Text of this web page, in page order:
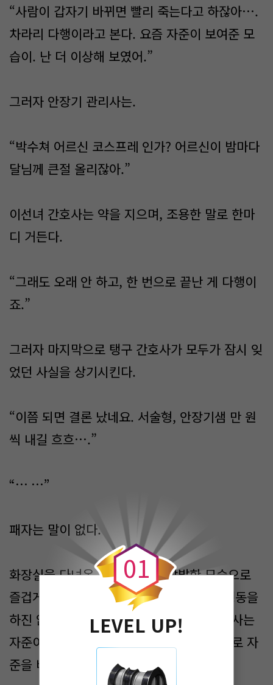
“사람이 갑자기 바뀌면 빨리 죽는다고 하잖아….
차라리 다행이라고 본다. 요즘 자준이 보여준 모
습이. 난 더 이상해 보였어.”
그러자 안장기 관리사는.
“박수쳐 어르신 코스프레 인가? 어르신이 밤마다
달님께 큰절 올리잖아.”
이선녀 간호사는 약을 지으며, 조용한 말로 한마
디 거든다.
“그래도 오래 안 하고, 한 번으로 끝난 게 다행이
죠.”
그러자 마지막으로 탱구 간호사가 모두가 잠시 잊
었던 사실을 상기시킨다.
“이쯤 되면 결론 났네요. 서술형, 안장기샘 만 원
씩 내길 흐흐….”
“… …”
패자는 말이 없다.
화장실을 다녀온 자준은, 평소 활발한 모습으로
즐겁게 일을 했고, 그 후로 특별히 이상한 행동을
하진 않았다. 회의를 마치고 돌아온, 수간호사는
자준이 한 행동을 보고 받고, 무심한 표정으로 자
준을 바라보며, 한마디 한다.
0
0
1
LEVEL UP!